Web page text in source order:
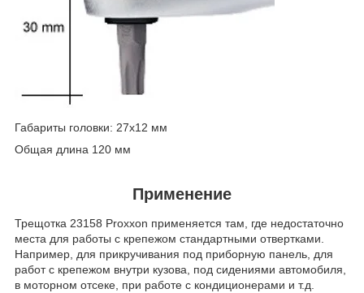
Габариты головки: 27х12 мм
Общая длина 120 мм
Применение
Трещотка 23158 Proxxon применяется там, где недостаточно
места для работы с крепежом стандартными отвертками.
Например, для прикручивания под приборную панель, для
работ с крепежом внутри кузова, под сидениями автомобиля,
в моторном отсеке, при работе с кондиционерами и т.д.